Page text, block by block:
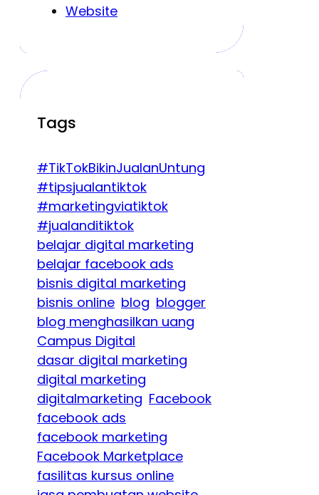
Website
Tags
#TikTokBikinJualanUntung
#tipsjualantiktok
#marketingviatiktok
#jualanditiktok
belajar digital marketing
belajar facebook ads
bisnis digital marketing
bisnis online blog blogger
blog menghasilkan uang
Campus Digital
dasar digital marketing
digital marketing
digitalmarketing Facebook
facebook ads
facebook marketing
Facebook Marketplace
fasilitas kursus online